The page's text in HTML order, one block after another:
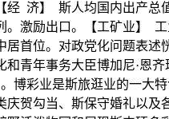
经 济】 斯人均国内出产总
。激励出口。【工矿业】
居首位。对政党化问题表述
和青年事务大臣博加尼·恩齐
。博彩业是斯旅逛业的一大
庆贺勾当、斯保守婚礼以及